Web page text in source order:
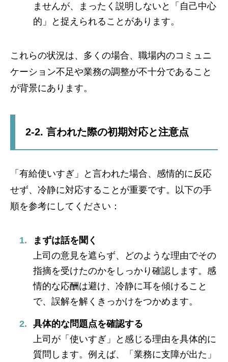
ませんが、まったく説明しないと「自己中心
的」と捉えられることがあります。
これらの状況は、多くの場合、職場内のコミュニ
ケーション不足や業務の調整が不十分であること
が背景にあります。
2-2. 言われた際の初期対応と注意点
「有給使いすぎ」と言われた場合、感情的に反応
せず、冷静に対応することが重要です。以下の手
順を参考にしてください：
まずは話を聞く
上司の意見を遮らず、どのような理由でその
指摘を受けたのかをしっかり確認します。感
情的な応酬は避け、冷静に耳を傾けること
で、誤解を解くきっかけをつかめます。
具体的な問題点を確認する
上司が「使いすぎ」と感じる理由を具体的に
質問します。例えば、「業務に支障が出た」